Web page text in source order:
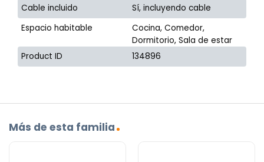
Cable incluido
Sí, incluyendo cable
Espacio habitable
Cocina, Comedor,
Dormitorio, Sala de estar
Product ID
134896
Más de esta familia